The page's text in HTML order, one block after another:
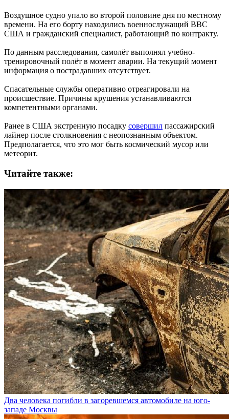
Воздушное судно упало во второй половине дня по местному
времени. На его борту находились военнослужащий ВВС
США и гражданский специалист, работающий по контракту.
По данным расследования, самолёт выполнял учебно-
тренировочный полёт в момент аварии. На текущий момент
информация о пострадавших отсутствует.
Спасательные службы оперативно отреагировали на
происшествие. Причины крушения устанавливаются
компетентными органами.
Ранее в США экстренную посадку совершил пассажирский
лайнер после столкновения с неопознанным объектом.
Предполагается, что это мог быть космический мусор или
метеорит.
Читайте также:
Два человека погибли в загоревшемся автомобиле на юго-
западе Москвы